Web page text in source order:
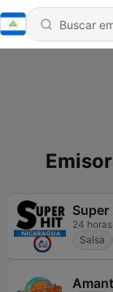
24
Salsa